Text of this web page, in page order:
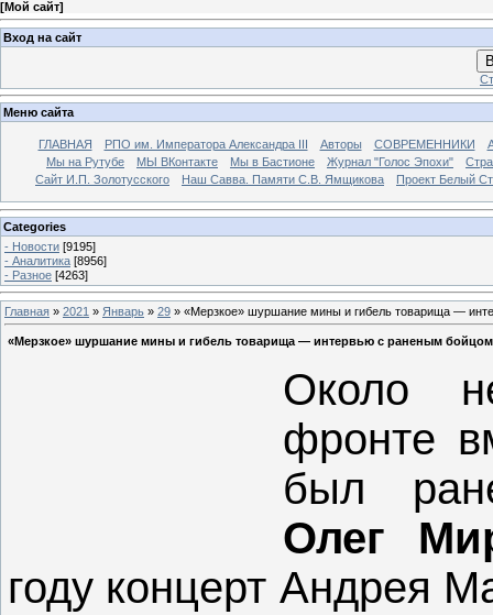
[Мой сайт]
Вход на сайт
Меню сайта
ГЛАВНАЯ РПО им. Императора Александра III Авторы СОВРЕМЕННИКИ
Мы на Рутубе
МЫ ВКонтакте Мы в Бастионе Журнал "Голос Эпохи"
Сайт И.П. Золотусского
Наш Савва. Памяти С.В. Ямщикова Проект Белый
Categories
- Новости [9195]
- Аналитика [8956]
- Разное [4263]
Главная » 2021 » Январь » 29 » «Мерзкое» шуршание мины и гибель товарища —
«Мерзкое» шуршание мины и гибель товарища — интервью с раненым бойцом
Около
фронте
был
Олег
году концерт Андрея